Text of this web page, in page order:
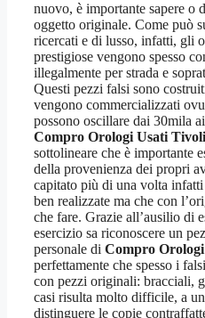
nuovo, è importante sapere o
oggetto originale. Come può
ricercati e di lusso, infatti, gli
prestigiose vengono spesso
illegalmente per strada e
Questi pezzi falsi sono
vengono commercializzati
possono oscillare dai 30mila
Compro Orologi Usati
sottolineare che è importante
della provenienza dei propri
capitato più di una volta
ben realizzate ma che con
che fare. Grazie all’ausilio di
esercizio sa riconoscere un
personale di Compro
perfettamente che spesso i
con pezzi originali: bracciali,
casi risulta molto difficile, a
distinguere le copie